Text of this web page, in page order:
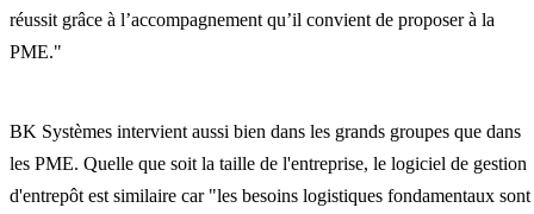
réussit grâce à l’accompagnement qu’il convient de proposer à la
PME."
BK Systèmes intervient aussi bien dans les grands groupes que dans
les PME. Quelle que soit la taille de l'entreprise, le logiciel de gestion
d'entrepôt est similaire car "les besoins logistiques fondamentaux sont